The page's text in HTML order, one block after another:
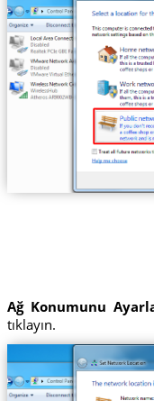
Ağ Konumunu
tıklayın.